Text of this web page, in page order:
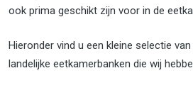
ook prima geschikt zijn voor in de
Hieronder vind u een kleine selectie
landelijke eetkamerbanken die wij